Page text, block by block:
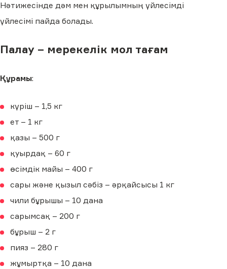
Нәтижесінде дәм мен құрылымның үйлесімді
үйлесімі пайда болады.
Палау – мерекелік мол тағам
Құрамы:
күріш – 1,5 кг
ет – 1 кг
қазы – 500 г
қуырдақ – 60 г
өсімдік майы – 400 г
сары және қызыл сәбіз – әрқайсысы 1 кг
чили бұрышы – 10 дана
сарымсақ – 200 г
бұрыш – 2 г
пияз – 280 г
жұмыртқа – 10 дана